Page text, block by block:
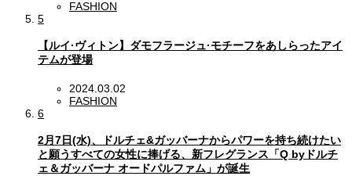
FASHION
5
【ルイ·ヴィトン】ダモフラージュ·モチーフをあしらったアイ
テムが登場
2024.03.02
FASHION
6
2月7日(水)、ドルチェ&ガッバーナからパワーを持ち続けたい
と願うすべての女性に捧げる、新フレグランス「Q byドルチ
ェ＆ガッバーナ オードパルファム」が誕生